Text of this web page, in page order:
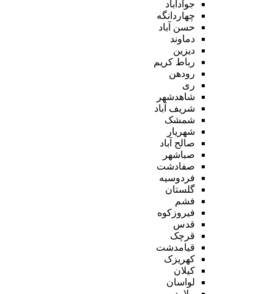
جوادآباد
چهاردانگه
حسن آباد
دماوند
دیزین
رباط کریم
رودهن
ری
شاهدشهر
شریف آباد
شمشک
شهریار
صالح آباد
صباشهر
صفادشت
فردوسیه
گلستان
فشم
فیروزکوه
قدس
قرچک
قیامدشت
کهریزک
کیلان
لواسان